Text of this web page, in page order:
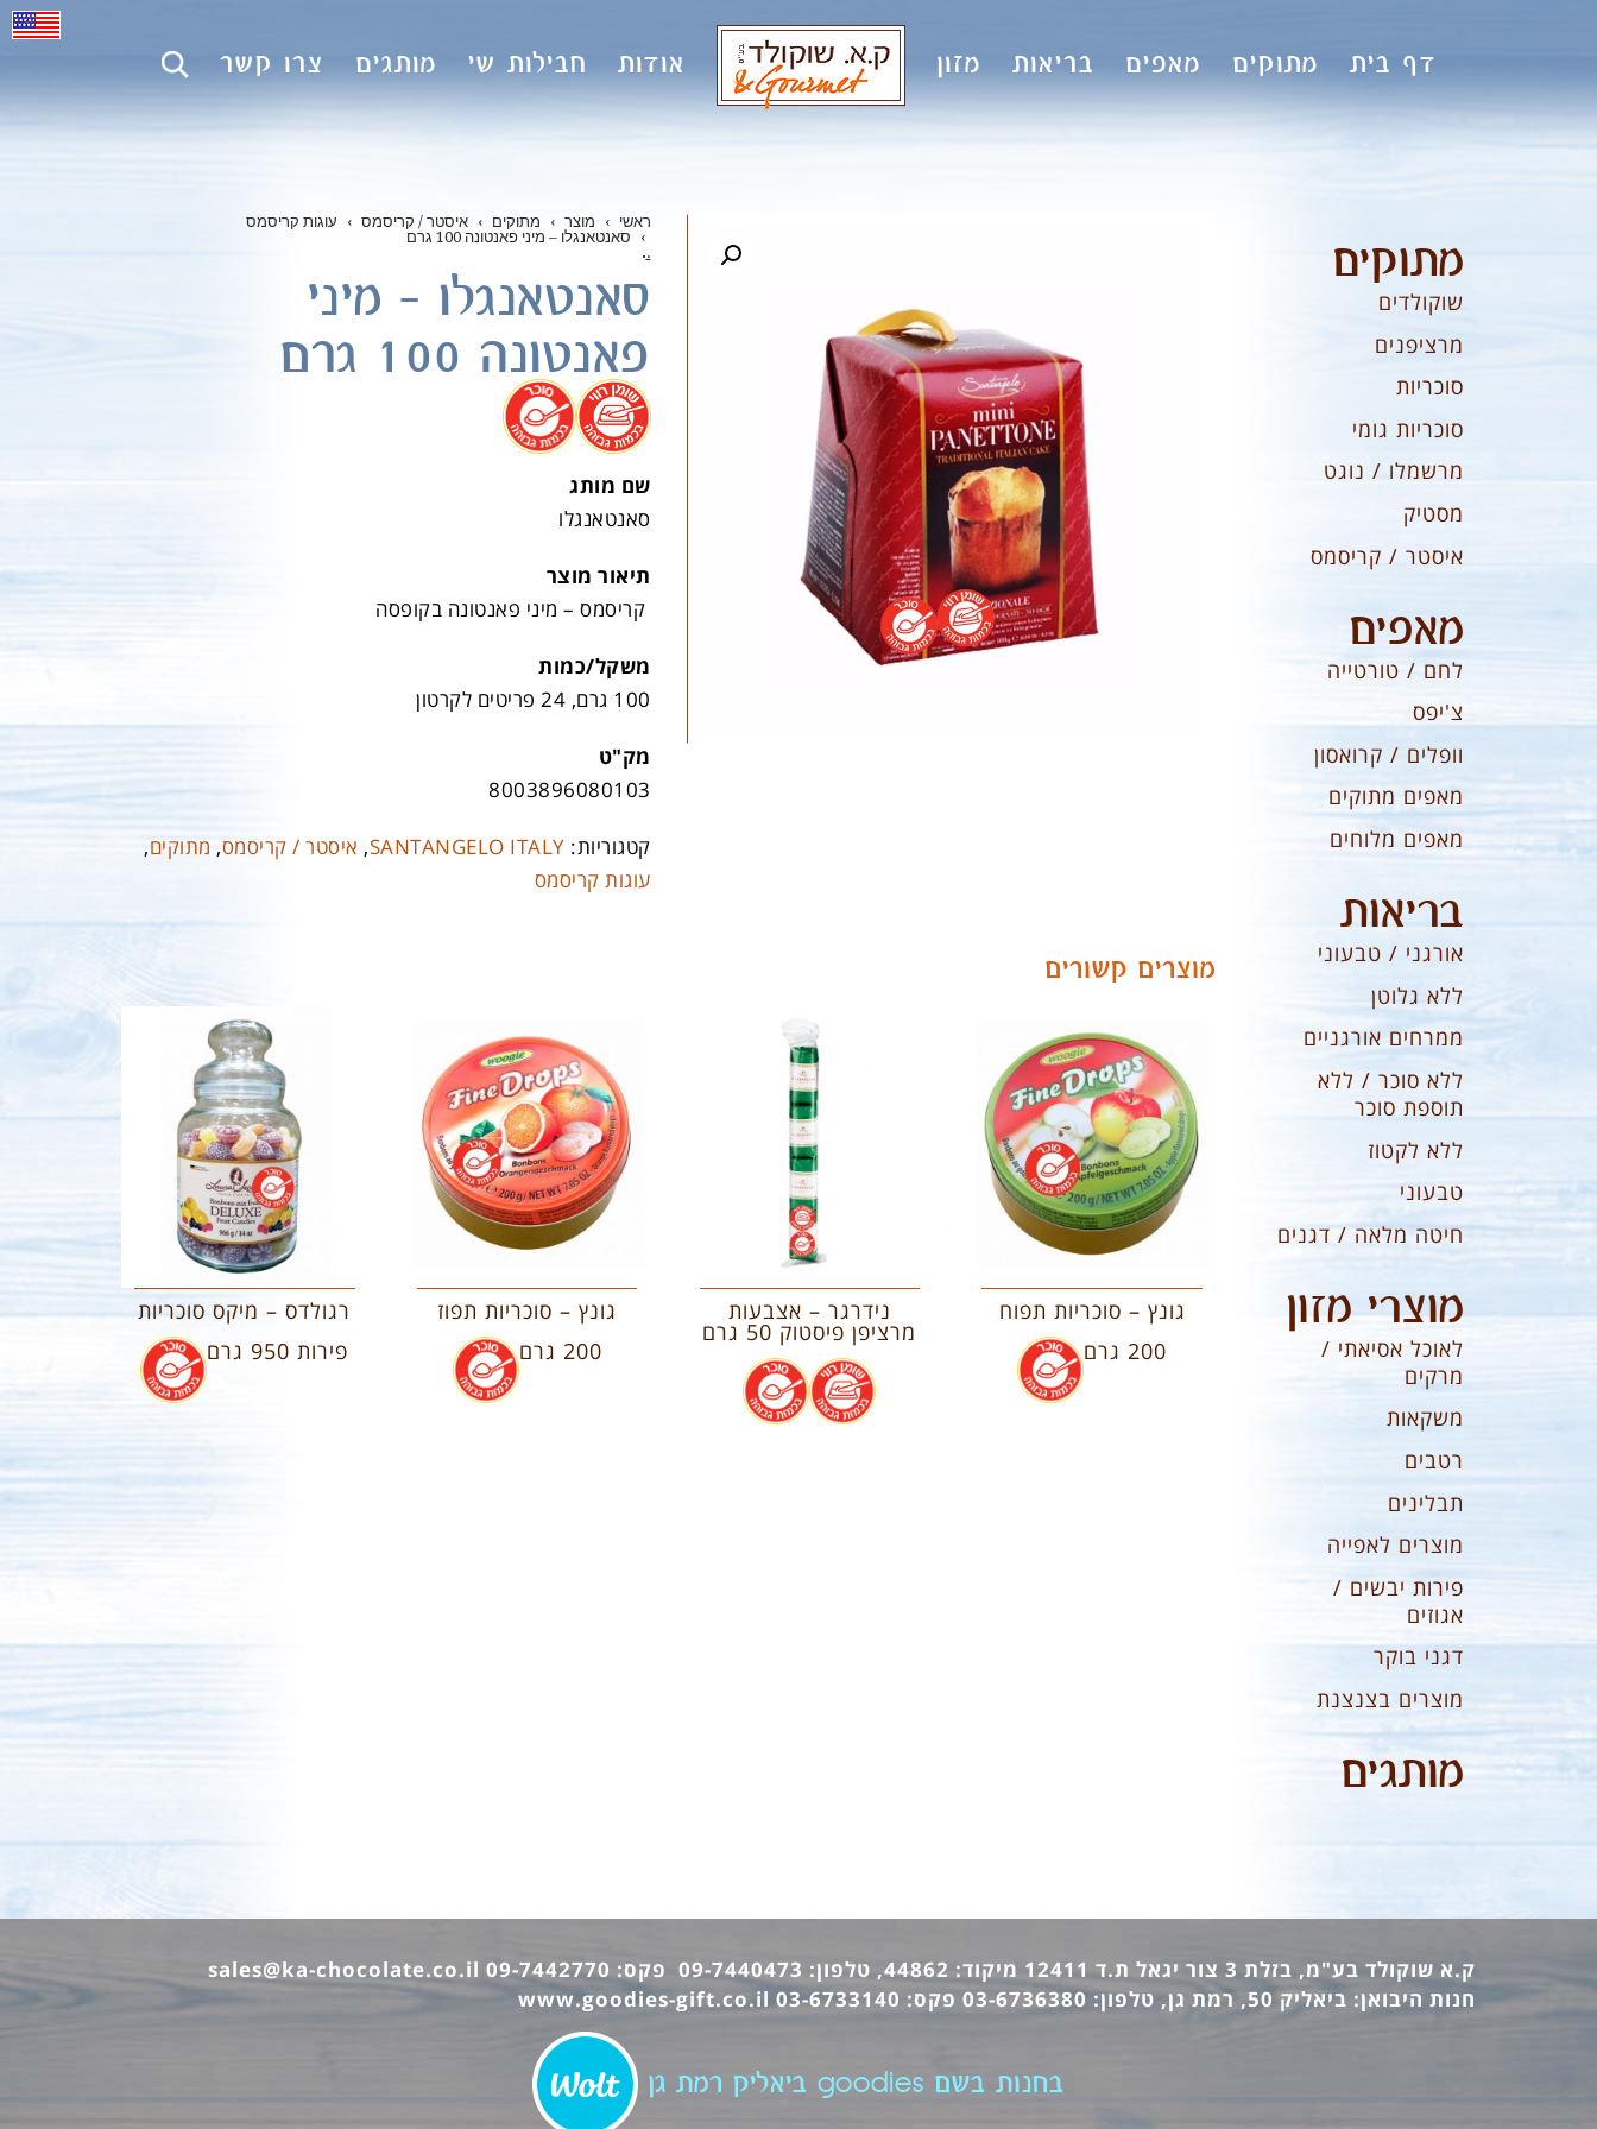
דף בית מתוקים מאפים בריאות מזון אודות חבילות שי מותגים צרו קשר
ראשי › מוצר › מתוקים › איסטר / קריסמס ›
עוגות קריסמס
›
סאנטאנגלו – מיני פאנטונה 100 גרם
.
.
סאנטאנגלו – מיני
פאנטונה 100 גרם
.
.
שם מותג
סאנטאנגלו
תיאור מוצר
קריסמס – מיני פאנטונה בקופסה
משקל/כמות
100 גרם, 24 פריטים לקרטון
מק"ט
8003896080103
קטגוריות: SANTANGELO ITALY
, איסטר / קריסמס, מתוקים,
עוגות קריסמס
מוצרים קשורים
גונץ – סוכריות תפוח
200 גרם
.
נידרגר – אצבעות
מרציפן פיסטוק 50 גרם
.
.
גונץ – סוכריות תפוז
200 גרם
.
רגולדס – מיקס סוכריות
פירות 950 גרם
.
מתוקים
שוקולדים
מרציפנים
סוכריות
סוכריות גומי
מרשמלו / נוגט
מסטיק
איסטר / קריסמס
מאפים
לחם / טורטייה
צ'יפס
וופלים / קרואסון
מאפים מתוקים
מאפים מלוחים
בריאות
אורגני / טבעוני
ללא גלוטן
ממרחים אורגניים
ללא סוכר / ללא
תוספת סוכר
ללא לקטוז
טבעוני
חיטה מלאה / דגנים
מוצרי מזון
לאוכל אסיאתי /
מרקים
משקאות
רטבים
תבלינים
מוצרים לאפייה
פירות יבשים /
אגוזים
דגני בוקר
מוצרים בצנצנת
מותגים
ק.א שוקולד בע"מ, בזלת 3 צור יגאל ת.ד 12411 מיקוד: 44862, טלפון: 09-7440473 פקס: 09-7442770
sales@ka-chocolate.co.il
חנות היבואן: ביאליק 50, רמת גן, טלפון: 03-6736380 פקס: 03-6733140
www.goodies-gift.co.il
בחנות בשם goodies ביאליק רמת גן